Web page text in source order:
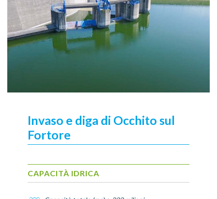
Invaso e diga di Occhito sul
Fortore
CAPACITÀ IDRICA